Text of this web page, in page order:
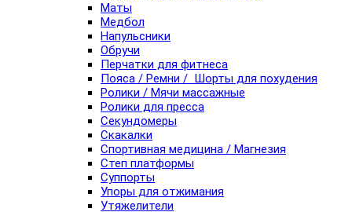
Маты
Медбол
Напульсники
Обручи
Перчатки для фитнеса
Пояса / Ремни / Шорты для похудения
Ролики / Мячи массажные
Ролики для пресса
Секундомеры
Скакалки
Спортивная медицина / Магнезия
Степ платформы
Суппорты
Упоры для отжимания
Утяжелители